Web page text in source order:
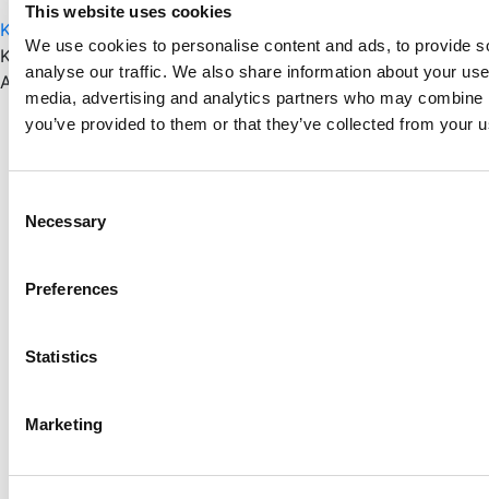
This website uses cookies
We use cookies to personalise content and ads, to provide
analyse our traffic. We also share information about your
media, advertising and analytics partners who may
you’ve provided to them or that they’ve collected from your
Selection
Necessary
Preferences
Statistics
Marketing
Kontakt os
Kategorier:Glasuld, Isolering
Andre har også set
Skarp pris
Skarp pris
Jackon Super EPS60 140mm 60x120cm
Skarp pris
Pr./m2.